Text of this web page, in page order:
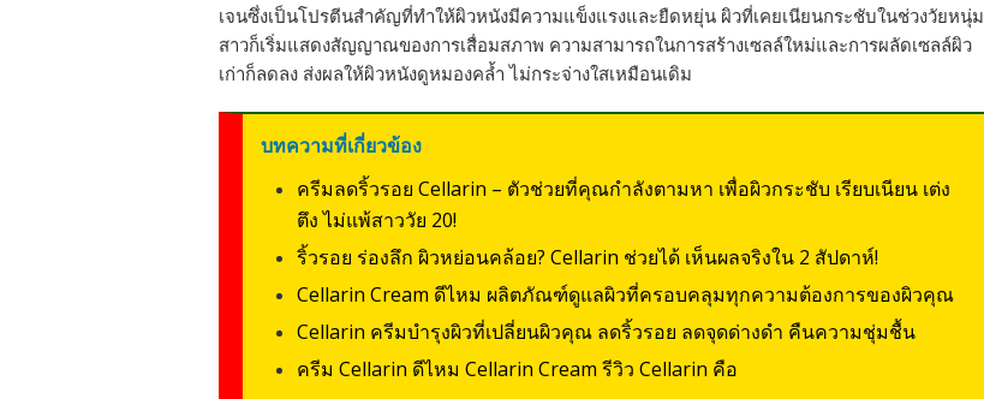
เจนซึ่งเป็นโปรตีนสำคัญที่ทำให้ผิวหนังมีความแข็งแรงและยืดหยุ่น ผิวที่เคยเนียนกระชับในช่วงวัยหนุ่ม
สาวก็เริ่มแสดงสัญญาณของการเสื่อมสภาพ ความสามารถในการสร้างเซลล์ใหม่และการผลัดเซลล์ผิว
เก่าก็ลดลง ส่งผลให้ผิวหนังดูหมองคล้ำ ไม่กระจ่างใสเหมือนเดิม
บทความที่เกี่ยวข้อง
ครีมลดริ้วรอย Cellarin – ตัวช่วยที่คุณกำลังตามหา เพื่อผิวกระชับ เรียบเนียน เต่ง
ตึง ไม่แพ้สาววัย 20!
ริ้วรอย ร่องลึก ผิวหย่อนคล้อย? Cellarin ช่วยได้ เห็นผลจริงใน 2 สัปดาห์!
Cellarin Cream ดีไหม ผลิตภัณฑ์ดูแลผิวที่ครอบคลุมทุกความต้องการของผิวคุณ
Cellarin ครีมบำรุงผิวที่เปลี่ยนผิวคุณ ลดริ้วรอย ลดจุดด่างดำ คืนความชุ่มชื้น
ครีม Cellarin ดีไหม Cellarin Cream รีวิว Cellarin คือ